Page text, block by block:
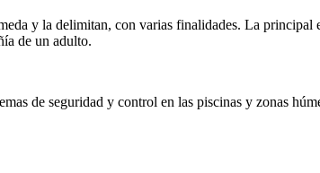
y la delimitan, con varias finalidades. La principal
de un adulto.
de seguridad y control en las piscinas y zonas